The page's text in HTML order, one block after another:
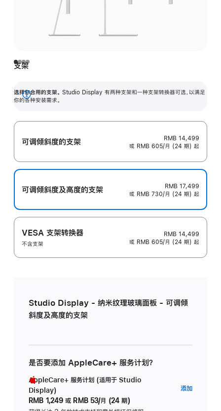
支架
选择你合用的支架。 Studio Display 有两种支架和一种支架转换器可选，以满足
你的各种安装需求。
展
可调倾斜度的支架
RMB 14,499
或 RMB 605/月 (24 期) 起
可调倾斜度及高‍度的支‍架
RMB 17,499
或 RMB 730/月 (24 期) 起
VESA 支架转换器
不含支架
RMB 14,499
或 RMB 605/月 (24 期) 起
Studio Display - 纳米纹理玻璃面板 - 可调倾
斜度及高度的支架
是否要添加 AppleCare+ 服务计划？
AppleCare+ 服务计划 (适用于 Studio
Display)
RMB 1,249 或 RMB 53/月 (24 期)
添加